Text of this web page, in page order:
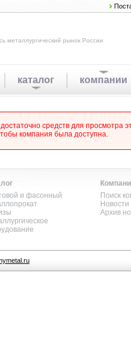
металлургический рынок России
каталог компании
средств для просмотра
компания была доступна.
и фасонный
Поиск
Архив